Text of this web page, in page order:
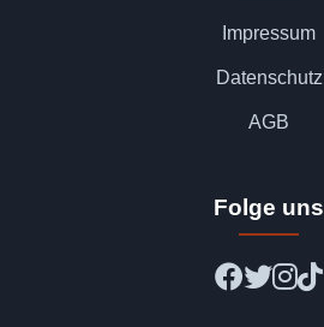
Impressum
Datenschutz
AGB
Folge uns